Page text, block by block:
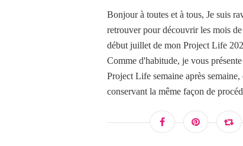
Bonjour à toutes et à tous, Je suis
retrouver pour découvrir les mois
début juillet de mon Project Life
Comme d'habitude, je vous
Project Life semaine après semaine,
conservant la même façon de